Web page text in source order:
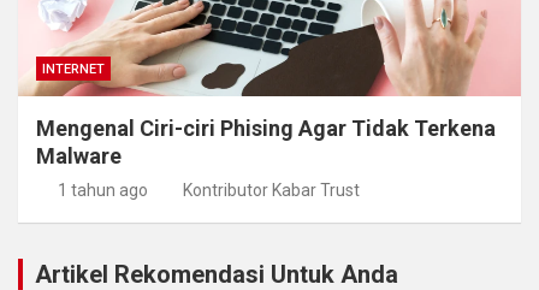
INTERNET
Mengenal Ciri-ciri Phising Agar Tidak Terkena
Malware
1 tahun ago Kontributor Kabar Trust
Artikel Rekomendasi Untuk Anda